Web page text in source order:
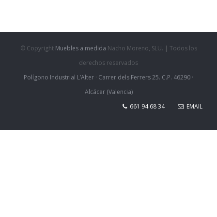
© Copyright Muebles a medida Nacho Moreno, SLU. | Todos los
derechos reservados
Polígono Industrial L’Alter · Carrer dels Ferrers 25. C.P. 46290 ·
Alcácer (Valencia)
661 94 68 34
EMAIL